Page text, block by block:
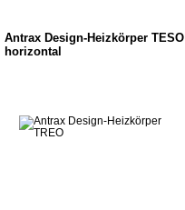
Antrax Design-Heizkörper TESO
horizontal